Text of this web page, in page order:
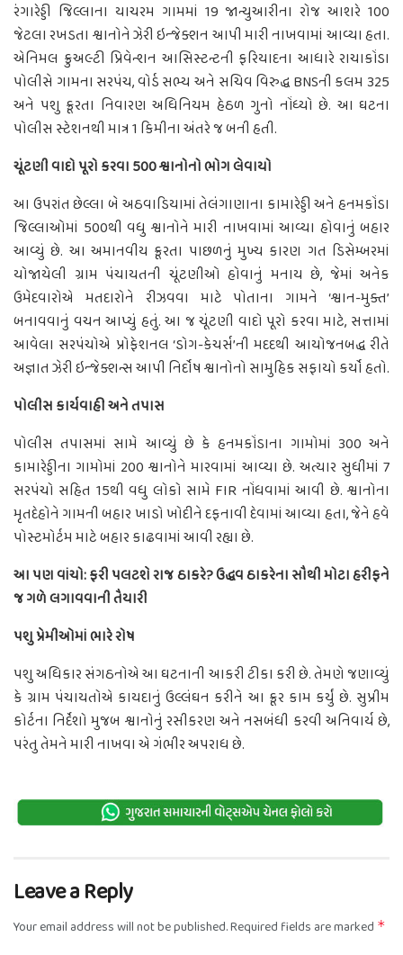
રંગારેડ્ડી જિલ્લાના યાચરમ ગામમાં 19 જાન્યુઆરીના રોજ આશરે 100
જેટલા રખડતા શ્વાનોને ઝેરી ઇન્જેક્શન આપી મારી નાખવામાં આવ્યા હતા.
એનિમલ ક્રુઅલ્ટી પ્રિવેન્શન આસિસ્ટન્ટની ફરિયાદના આધારે રાચાકોંડા
પોલીસે ગામના સરપંચ, વોર્ડ સભ્ય અને સચિવ વિરુદ્ધ BNSની કલમ 325
અને પશુ ક્રૂરતા નિવારણ અધિનિયમ હેઠળ ગુનો નોંધ્યો છે. આ ઘટના
પોલીસ સ્ટેશનથી માત્ર 1 કિમીના અંતરે જ બની હતી.
ચૂંટણી વાદો પૂરો કરવા 500 શ્વાનોનો ભોગ લેવાયો
આ ઉપરાંત છેલ્લા બે અઠવાડિયામાં તેલંગાણાના કામારેડ્ડી અને હનમકોંડા
જિલ્લાઓમાં 500થી વધુ શ્વાનોને મારી નાખવામાં આવ્યા હોવાનું બહાર
આવ્યું છે. આ અમાનવીય ક્રૂરતા પાછળનું મુખ્ય કારણ ગત ડિસેમ્બરમાં
યોજાયેલી ગ્રામ પંચાયતની ચૂંટણીઓ હોવાનું મનાય છે, જેમાં અનેક
ઉમેદવારોએ મતદારોને રીઝવવા માટે પોતાના ગામને ‘શ્વાન-મુક્ત’
બનાવવાનું વચન આપ્યું હતું. આ જ ચૂંટણી વાદો પૂરો કરવા માટે, સત્તામાં
આવેલા સરપંચોએ પ્રોફેશનલ ‘ડોગ-કેચર્સ’ની મદદથી આયોજનબદ્ધ રીતે
અજ્ઞાત ઝેરી ઇન્જેક્શન્સ આપી નિર્દોષ શ્વાનોનો સામુહિક સફાયો કર્યો હતો.
પોલીસ કાર્યવાહી અને તપાસ
પોલીસ તપાસમાં સામે આવ્યું છે કે હનમકોંડાના ગામોમાં 300 અને
કામારેડ્ડીના ગામોમાં 200 શ્વાનોને મારવામાં આવ્યા છે. અત્યાર સુધીમાં 7
સરપંચો સહિત 15થી વધુ લોકો સામે FIR નોંધવામાં આવી છે. શ્વાનોના
મૃતદેહોને ગામની બહાર ખાડો ખોદીને દફનાવી દેવામાં આવ્યા હતા, જેને હવે
પોસ્ટમોર્ટમ માટે બહાર કાઢવામાં આવી રહ્યા છે.
આ પણ વાંચો: ફરી પલટશે રાજ ઠાકરે? ઉદ્ધવ ઠાકરેના સૌથી મોટા હરીફને
જ ગળે લગાવવાની તૈયારી
પશુ પ્રેમીઓમાં ભારે રોષ
પશુ અધિકાર સંગઠનોએ આ ઘટનાની આકરી ટીકા કરી છે. તેમણે જણાવ્યું
કે ગ્રામ પંચાયતોએ કાયદાનું ઉલ્લંઘન કરીને આ ક્રૂર કામ કર્યું છે. સુપ્રીમ
કોર્ટના નિર્દેશો મુજબ શ્વાનોનું રસીકરણ અને નસબંધી કરવી અનિવાર્ય છે,
પરંતુ તેમને મારી નાખવા એ ગંભીર અપરાધ છે.
Leave a Reply
Your email address will not be published.Required fields are marked *